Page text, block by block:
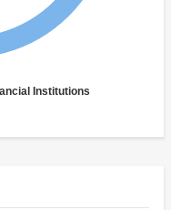
Institutions